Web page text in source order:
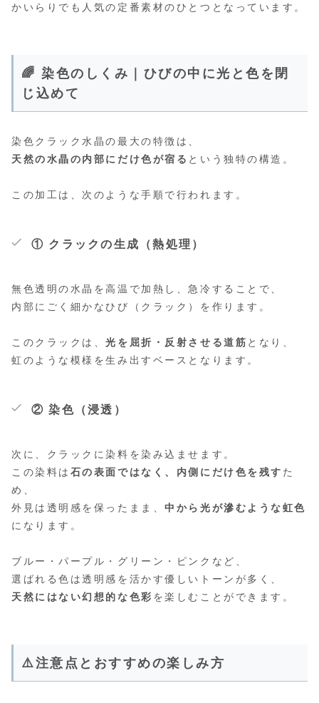
かいらりでも人気の定番素材のひとつとなっています。
🌈 染色のしくみ｜ひびの中に光と色を閉
じ込めて
染色クラック水晶の最大の特徴は、
天然の水晶の内部にだけ色が宿る という独特の構造。
この加工は、次のような手順で行われます。
① クラックの生成（熱処理）
無色透明の水晶を高温で加熱し、急冷することで、
内部にごく細かなひび（クラック）を作ります。
このクラックは、光を屈折・反射させる道筋 となり、
虹のような模様を生み出すベースとなります。
② 染色（浸透）
次に、クラックに染料を染み込ませます。
この染料は 石の表面ではなく、内側にだけ色を残す た
め、
外見は透明感を保ったまま、中から光が滲むような虹色
になります。
ブルー・パープル・グリーン・ピンクなど、
選ばれる色は透明感を活かす優しいトーンが多く、
天然にはない幻想的な色彩 を楽しむことができます。
⚠️注意点とおすすめの楽しみ方